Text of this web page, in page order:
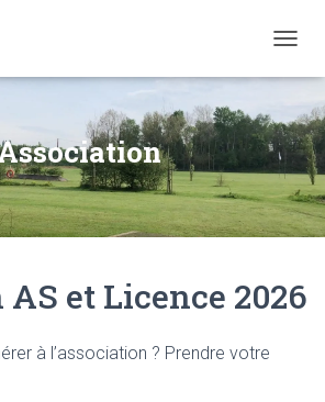
É
L
I
R
L
A
V
I
et Licence 2026
à l’association ? Prendre votre